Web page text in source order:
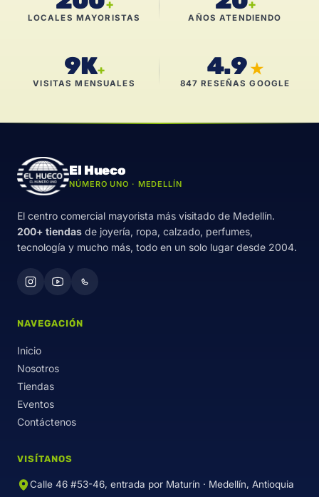
+
LOCALES MAYORISTAS
+
AÑOS ATENDIENDO
9K+
VISITAS MENSUALES
4.9 ★
847 RESEÑAS GOOGLE
El Hueco
NÚMERO UNO · MEDELLÍN
El centro comercial mayorista más visitado de Medellín.
200+ tiendas de joyería, ropa, calzado, perfumes,
tecnología y mucho más, todo en un solo lugar desde 2004.
NAVEGACIÓN
Inicio
Nosotros
Tiendas
Eventos
Contáctenos
VISÍTANOS
Calle 46 #53-46, entrada por Maturín · Medellín, Antioquia